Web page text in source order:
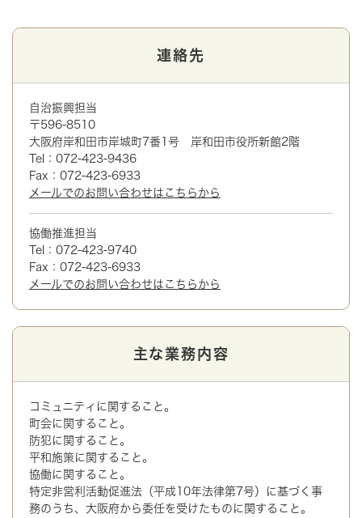
連絡先
自治振興担当
〒596-8510
大阪府岸和田市岸城町7番1号 岸和田市役所新館2階
Tel：072-423-9436
Fax：072-423-6933
メールでのお問い合わせはこちらから
協働推進担当
Tel：072-423-9740
Fax：072-423-6933
メールでのお問い合わせはこちらから
主な業務内容
コミュニティに関すること。
町会に関すること。
防犯に関すること。
平和施策に関すること。
協働に関すること。
特定非営利活動促進法（平成10年法律第7号）に基づく事
務のうち、大阪府から委任を受けたものに関すること。